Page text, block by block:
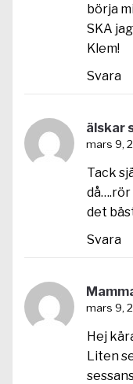
börja
SKA
Klem!
Svara
älskar
mars 9,
Tack
då….rör
det
Svara
mars 9,
Hej
Liten